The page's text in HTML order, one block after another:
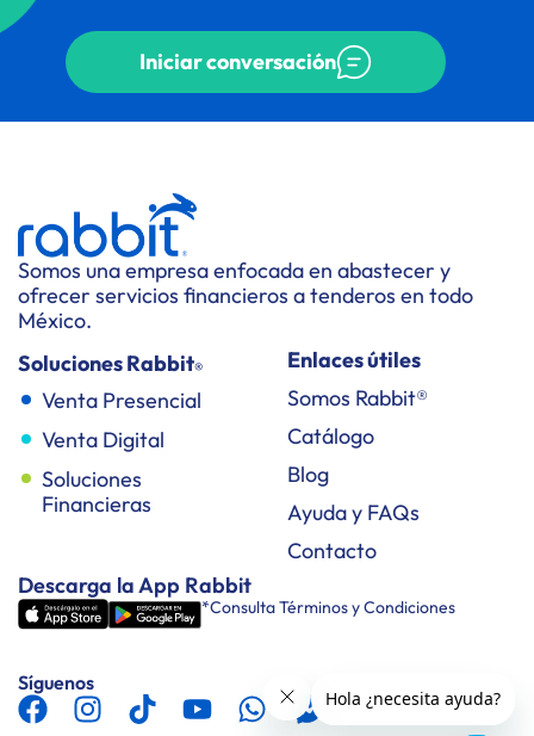
Iniciar conversación
Somos una empresa enfocada en abastecer y
ofrecer servicios financieros a tenderos en todo
México.
Soluciones Rabbit®
Venta Presencial
Venta Digital
Soluciones
Financieras
Enlaces útiles
Somos Rabbit®
Catálogo
Blog
Ayuda y FAQs
Contacto
Descarga la App Rabbit
*Consulta Términos y Condiciones
Síguenos